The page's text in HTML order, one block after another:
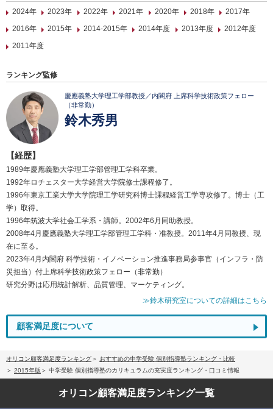
2024年
2023年 2022年 2021年 2020年 2018年
2017年
2016年
2015年 2014-2015年 2014年度 2013年度
2012年度
2011年度
ランキング監修
慶應義塾大学理工学部教授／内閣府 上席科学技術政策フェロー
（非常勤）
鈴木秀男
【経歴】
1989年慶應義塾大学理工学部管理工学科卒業。
1992年ロチェスター大学経営大学院修士課程修了。
1996年東京工業大学大学院理工学研究科博士課程経営工学専攻修了。博士（工
学）取得。
1996年筑波大学社会工学系・講師。2002年6月同助教授。
2008年4月慶應義塾大学理工学部管理工学科・准教授。2011年4月同教授、現
在に至る。
2023年4月内閣府 科学技術・イノベーション推進事務局参事官（インフラ・防
災担当）付上席科学技術政策フェロー（非常勤）
研究分野は応用統計解析、品質管理、マーケティング。
≫鈴木研究室についての詳細はこちら
顧客満足度について
オリコン顧客満足度ランキング
おすすめの中学受験 個別指導塾ランキング・比較
2015年版
中学受験 個別指導塾のカリキュラムの充実度ランキング・口コミ情報
オリコン顧客満足度ランキング一覧